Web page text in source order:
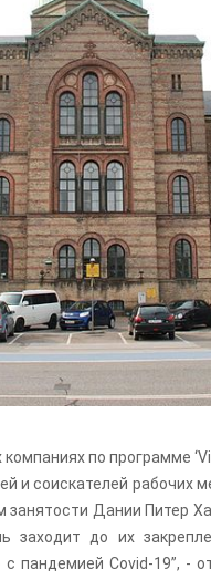
по программе
и соискателей рабочих
Дании Питер
заходит до их
с пандемией Covid-19”, -